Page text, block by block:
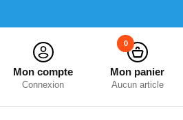
Mon compte
Connexion
Mon panier
Aucun article
0